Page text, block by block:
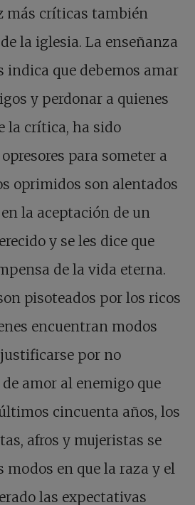
más críticas también
la iglesia. La enseñanza
indica que debemos amar
y perdonar a quienes
la crítica, ha sido
para someter a
oprimidos son alentados
la aceptación de un
y se les dice que
de la vida eterna.
pisoteados por los ricos
encuentran modos
por no
amor al enemigo que
cincuenta años, los
afros y mujeristas se
modos en que la raza y el
las expectativas